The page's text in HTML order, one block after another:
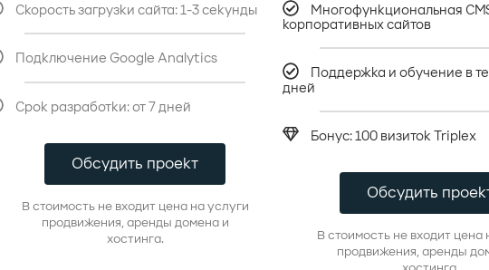
Скорость загрузки сайта: 1-3 секунды
Подключение Google Analytics
Срок разработки: от 7 дней
Обсудить проект
В стоимость не входит цена на услуги
продвижения, аренды домена и
хостинга.
Многофункциональная
корпоративных сайтов
Поддержка и обучение в
дней
Бонус: 100 визиток Triplex
Обсудить
В стоимость не входит цена
продвижения, аренды